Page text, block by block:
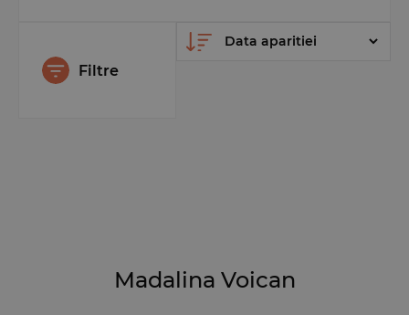
Filtre
Madalina Voican